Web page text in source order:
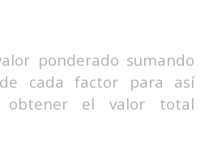
ponderado sumando
cada factor para así
obtener el valor total